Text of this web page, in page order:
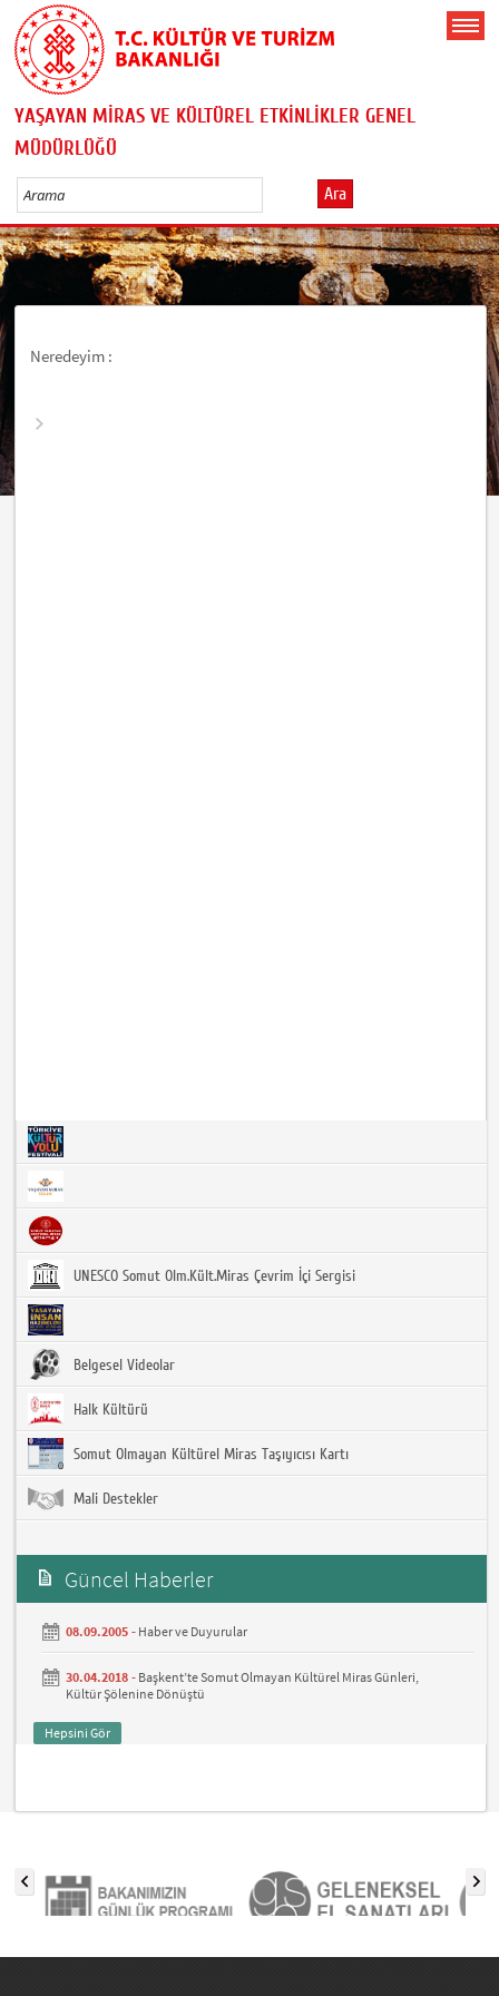
YAŞAYAN MİRAS VE KÜLTÜREL ETKİNLİKLER GENEL
MÜDÜRLÜĞÜ
Ara
Neredeyim :
UNESCO Somut Olm.Kült.Miras Çevrim İçi Sergisi
Belgesel Videolar
Halk Kültürü
Somut Olmayan Kültürel Miras Taşıyıcısı Kartı
Mali Destekler
Güncel Haberler
08.09.2005 - Haber ve Duyurular
30.04.2018 - Başkent’te Somut Olmayan Kültürel Miras Günleri,
Kültür Şölenine Dönüştü
Hepsini Gör